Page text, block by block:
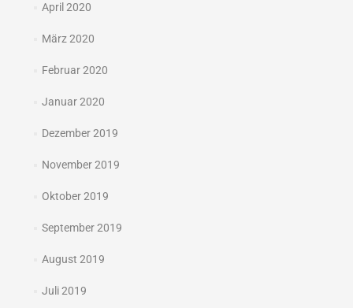
April 2020
März 2020
Februar 2020
Januar 2020
Dezember 2019
November 2019
Oktober 2019
September 2019
August 2019
Juli 2019